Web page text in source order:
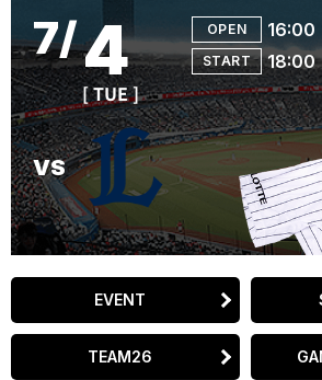
4
[ TUE ]
16:00
18:00
EVENT
TEAM26